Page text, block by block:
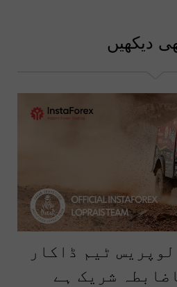
دیکھیں
ٹیم ڈاکار
شریک ہے